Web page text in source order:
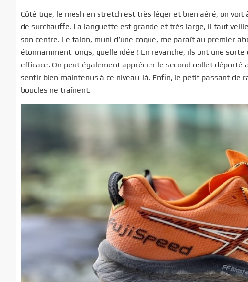
Côté tige, le mesh en stretch est très léger et bien aéré, on
de surchauffe. La languette est grande et très large, il faut
son centre. Le talon, muni d’une coque, me paraît au premier
étonnamment longs, quelle idée ! En revanche, ils ont une
efficace. On peut également apprécier le second œillet déporté
sentir bien maintenus à ce niveau-là. Enfin, le petit passant de
boucles ne traînent.